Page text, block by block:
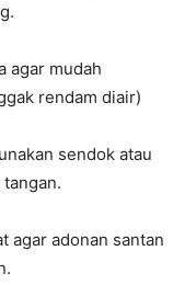
agar mudah
rendam diair)
sendok atau
agar adonan santan